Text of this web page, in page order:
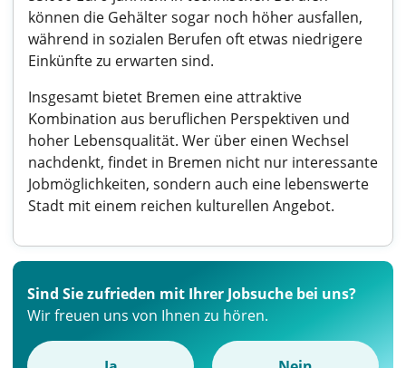
können die Gehälter sogar noch höher ausfallen,
während in sozialen Berufen oft etwas niedrigere
Einkünfte zu erwarten sind.
Insgesamt bietet Bremen eine attraktive
Kombination aus beruflichen Perspektiven und
hoher Lebensqualität. Wer über einen Wechsel
nachdenkt, findet in Bremen nicht nur interessante
Jobmöglichkeiten, sondern auch eine lebenswerte
Stadt mit einem reichen kulturellen Angebot.
Sind Sie zufrieden mit Ihrer Jobsuche bei uns?
Wir freuen uns von Ihnen zu hören.